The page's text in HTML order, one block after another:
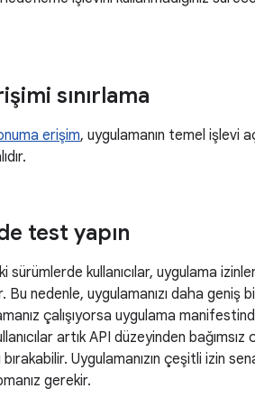
sınırlama
erişim, uygulamanın temel işlevi
test yapın
kullanıcılar, uygulama
nedenle, uygulamanızı daha geniş
çalışıyorsa uygulama
artık API düzeyinden bağımsız
Uygulamanızın çeşitli izin
gerekir.